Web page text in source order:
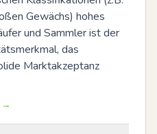
Gewächs) hohes
und Sammler ist der
das
Marktakzeptanz
→